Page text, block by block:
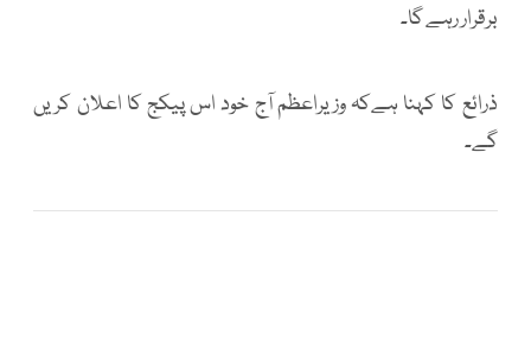
برقرار رہے گا۔
ذرائع کا کہنا ہےکہ وزیراعظم آج خود اس پیکج کا اعلان کریں
گے۔